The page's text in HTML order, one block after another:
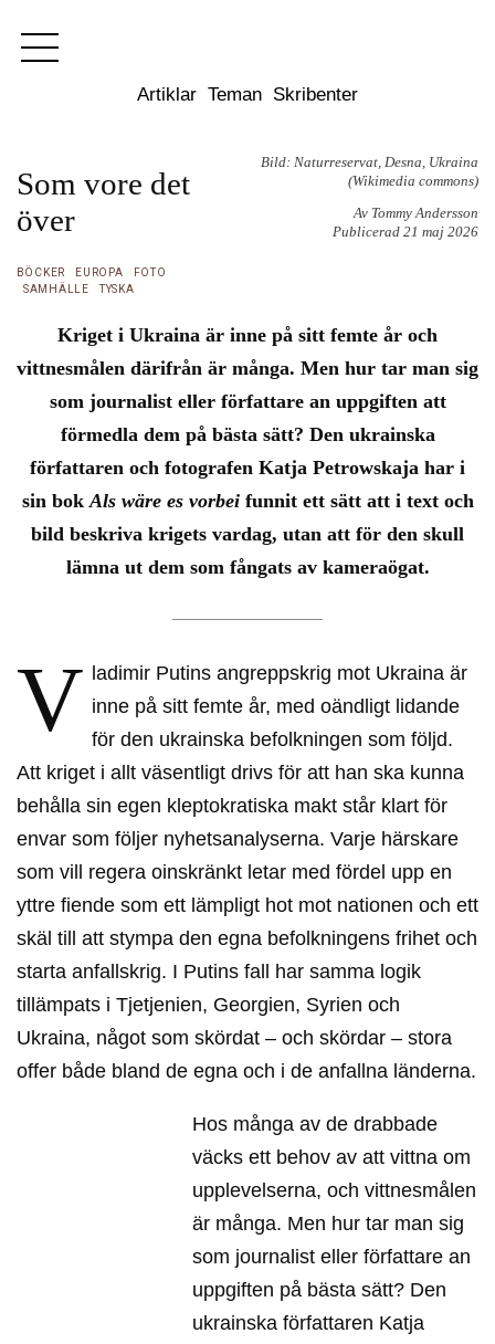
Artiklar Teman Skribenter
Som vore det
över
BÖCKER EUROPA
FOTO
SAMHÄLLE
TYSKA
Bild: Naturreservat, Desna, Ukraina
(Wikimedia commons)
Av Tommy Andersson
Publicerad 21 maj 2026
Kriget i Ukraina är inne på sitt femte år och
vittnesmålen därifrån är många. Men hur tar man sig
som journalist eller författare an uppgiften att
förmedla dem på bästa sätt? Den ukrainska
författaren och fotografen Katja Petrowskaja har i
sin bok Als wäre es vorbeifunnit ett sätt att i text och
bild beskriva krigets vardag, utan att för den skull
lämna ut dem som fångats av kameraögat.
V ladimir Putins angreppskrig mot Ukraina är
inne på sitt femte år, med oändligt lidande
för den ukrainska befolkningen som följd.
Att kriget i allt väsentligt drivs för att han ska kunna
behålla sin egen kleptokratiska makt står klart för
envar som följer nyhetsanalyserna. Varje härskare
som vill regera oinskränkt letar med fördel upp en
yttre fiende som ett lämpligt hot mot nationen och ett
skäl till att stympa den egna befolkningens frihet och
starta anfallskrig. I Putins fall har samma logik
tillämpats i Tjetjenien, Georgien, Syrien och
Ukraina, något som skördat – och skördar – stora
offer både bland de egna och i de anfallna länderna.
Hos många av de drabbade
väcks ett behov av att vittna om
upplevelserna, och vittnesmålen
är många. Men hur tar man sig
som journalist eller författare an
uppgiften på bästa sätt? Den
ukrainska författaren Katja